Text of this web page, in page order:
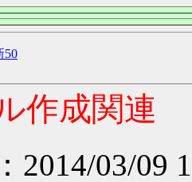
50
作成関連
：2014/03/09